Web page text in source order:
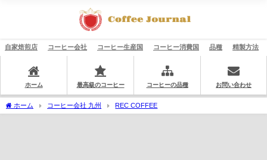
自家焙煎店 コーヒー会社 コーヒー生産国 コーヒー消費国 品種 精製方法
ホーム 最高級のコーヒー コーヒーの品種 お問い合わせ
ホーム コーヒー会社 九州 REC COFFEE